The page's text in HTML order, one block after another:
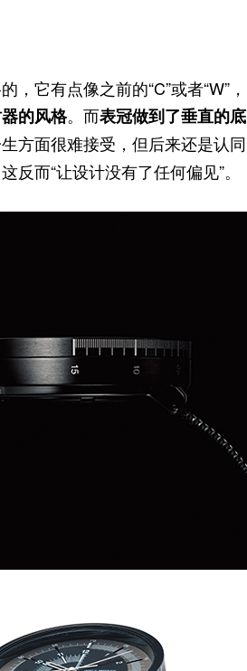
它有点像之前的“C”或者“W”，
的风格。而表冠做到了垂直的底
方面很难接受，但后来还是认同
而“让设计没有了任何偏见”。